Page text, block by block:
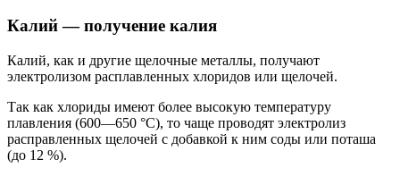
Калий — получение калия
Калий, как и другие щелочные металлы, получают
электролизом расплавленных хлоридов или щелочей.
Так как хлориды имеют более высокую температуру
плавления (600—650 °C), то чаще проводят электролиз
расправленных щелочей с добавкой к ним соды или поташа
(до 12 %).